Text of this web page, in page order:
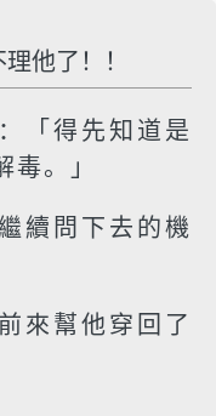
他了！！
「得先知道是
。」
續問下去的機
來幫他穿回了